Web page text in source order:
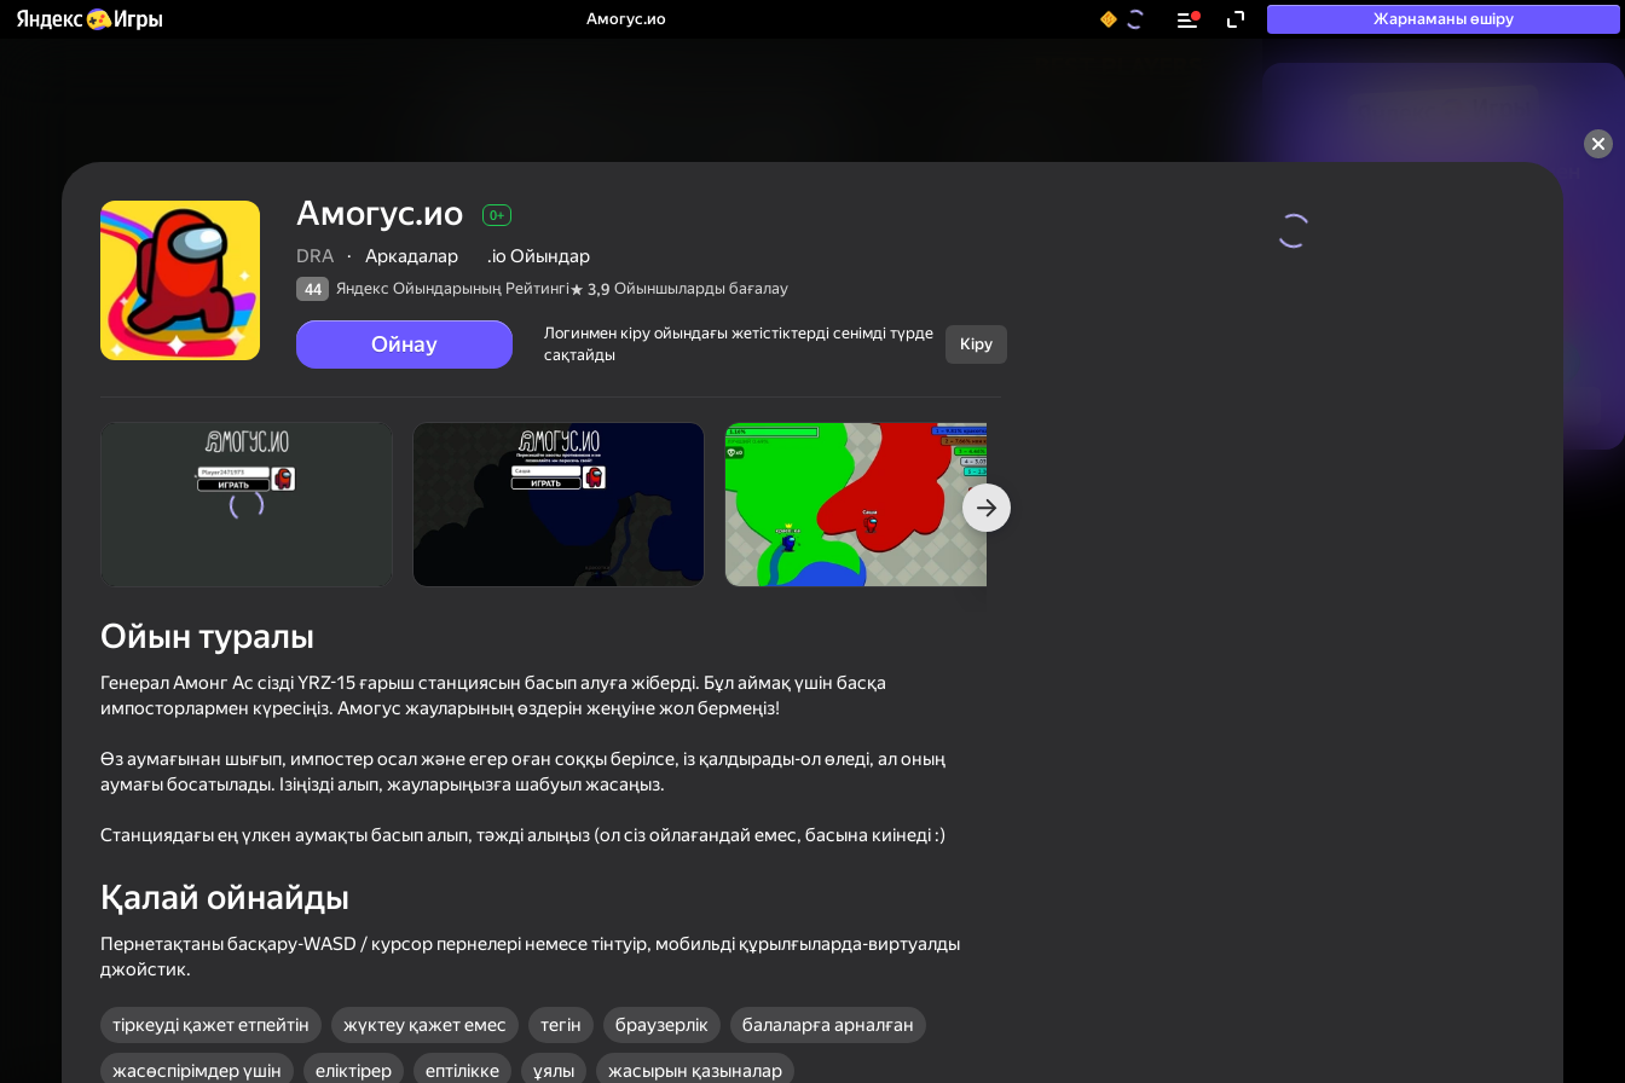
Амогус.ио Жарнаманы өшіру
50+ топ ойындар, олармен
DRA
Аркадалар
Яндекс Ойындарының Рейтингі
Ойыншыларды бағалау
Ойнау
Ойын туралы толығырақ
Амогус.ио 0+
DRA · Аркадалар .io Ойындар
44 Яндекс Ойындарының Рейтингі 3,9 Ойыншыларды бағалау
Ойнау
Логинмен кіру ойындағы жетістіктерді сенімді түрде
сақтайды
Кіру
Ойын туралы
Генерал Амонг Ас сізді YRZ-15 ғарыш станциясын басып алуға жіберді. Бұл аймақ үшін басқа
импосторлармен күресіңіз. Амогус жауларының өздерін жеңуіне жол бермеңіз!
Өз аумағынан шығып, импостер осал және егер оған соққы берілсе, із қалдырады-ол өледі, ал оның
аумағы босатылады. Ізіңізді алып, жауларыңызға шабуыл жасаңыз.
Станциядағы ең үлкен аумақты басып алып, тәжді алыңыз (ол сіз ойлағандай емес, басына киінеді :)
Қалай ойнайды
Пернетақтаны басқару-WASD / курсор пернелері немесе тінтуір, мобильді құрылғыларда-виртуалды
джойстик.
тіркеуді қажет етпейтін жүктеу қажет емес тегін браузерлік балаларға арналған
жасөспірімдер үшін еліктірер ептілікке ұялы жасырын қазыналар